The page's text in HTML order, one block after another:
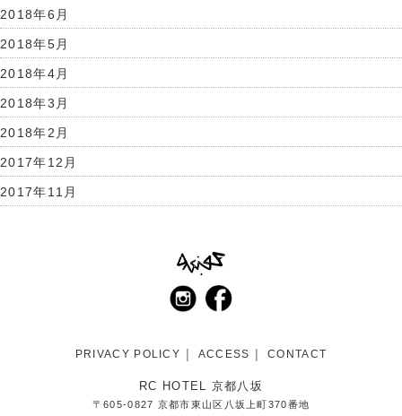
2018年6月
2018年5月
2018年4月
2018年3月
2018年2月
2017年12月
2017年11月
PRIVACY POLICY ACCESS CONTACT
RC HOTEL 京都八坂
〒605-0827 京都市東山区八坂上町370番地